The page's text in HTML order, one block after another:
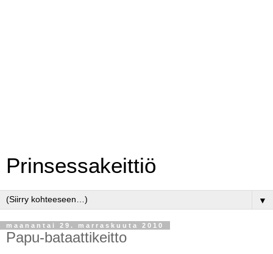
Prinsessakeittiö
▼
maanantai 29. marraskuuta 2010
Papu-bataattikeitto